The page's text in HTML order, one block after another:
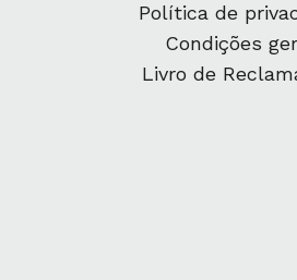
Política de
Condições
Livro de